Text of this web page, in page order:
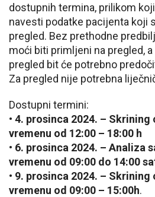
dostupnih termina, prilikom
navesti podatke pacijenta koji
pregled. Bez prethodne
moći biti primljeni na pregled,
pregled bit će potrebno
Za pregled nije potrebna
Dostupni termini:
• 4. prosinca 2024. –
vremenu od 12:00 – 18:00 h
• 6. prosinca 2024. – Analiza
vremenu od 09:00 do 14:00
• 9. prosinca 2024. –
vremenu od 09:00 – 15:00h.